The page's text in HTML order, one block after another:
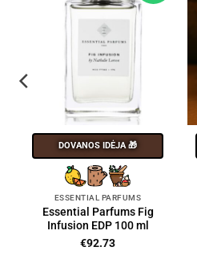
DOVANOS IDĖJA 🎁
ESSENTIAL PARFUMS
Essential Parfums Fig
Infusion EDP 100 ml
€92.73